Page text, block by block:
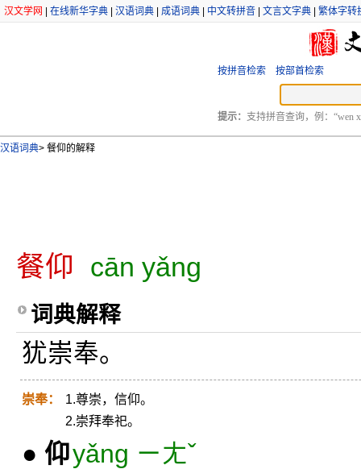
汉文学网 在线新华字典 汉语词典 成语词典 中文转拼音 文言文字典 繁体字转
按拼音检索 按部首检索
提示： 支持拼音查询，例：“wen
汉语词典> 餐仰的解释
餐仰 cān yǎng
词典解释
犹崇奉。
崇奉：
1.尊崇，信仰。
2.崇拜奉祀。
● 仰yǎng ㄧㄤˇ